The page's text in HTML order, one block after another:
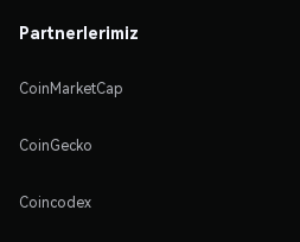
Partnerlerimiz
CoinMarketCap
CoinGecko
Coincodex